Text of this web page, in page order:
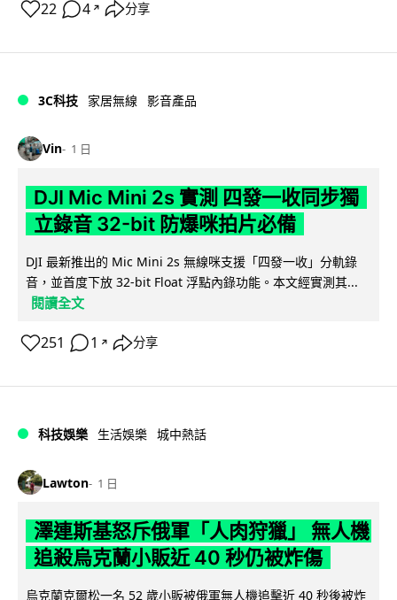
22 4 ↗ 分享
3C科技 家居無線 影音產品
Vin 1 日
DJI Mic Mini 2s 實測 四發一收同步獨
立錄音 32-bit 防爆咪拍片必備
DJI 最新推出的 Mic Mini 2s 無線咪支援「四發一收」分軌錄
音，並首度下放 32-bit Float 浮點內錄功能。本文經實測其...
閱讀全文
251 1 ↗ 分享
科技娛樂 生活娛樂 城中熱話
Lawton 1 日
澤連斯基怒斥俄軍「人肉狩獵」 無人機
追殺烏克蘭小販近 40 秒仍被炸傷
烏克蘭克爾松一名 52 歲小販被俄軍無人機追擊近 40 秒後被炸